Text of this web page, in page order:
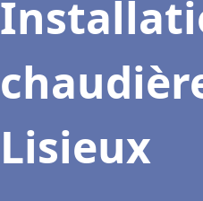
Lisieux